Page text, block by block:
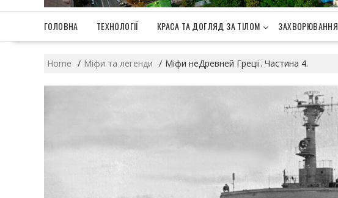
ГОЛОВНА ТЕХНОЛОГІЇ КРАСА ТА ДОГЛЯД ЗА ТІЛОМ ЗАХВОРЮВАННЯ
Home Міфи та легенди Міфи неДревней Греції. Частина 4.